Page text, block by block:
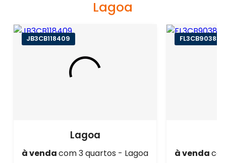
Lagoa
JB3CB118409
Lagoa
à vendacom 3 quartos - Lagoa
FL3CB90383
à venda